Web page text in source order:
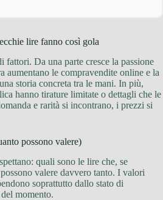
lire fanno così gola
Da una parte cresce la passione
aumentano le compravendite online e la
storia concreta tra le mani. In più,
hanno tirature limitate o dettagli che le
e rarità si incontrano, i prezzi si
possono valere)
quali sono le lire che, se
valere davvero tanto. I valori
soprattutto dallo stato di
momento.